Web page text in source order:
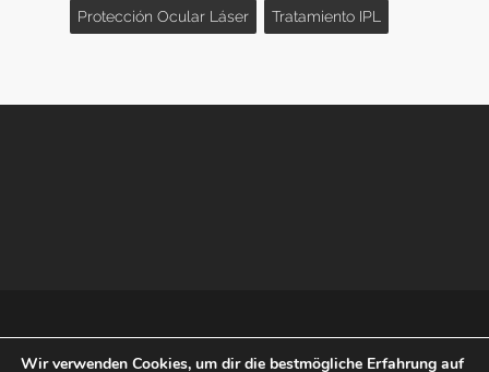
Protección Ocular Láser Tratamiento IPL
© 2024 Lessian UV & Laser eye protection. Proyecto
Wir verwenden Cookies, um dir die bestmögliche Erfahrung auf